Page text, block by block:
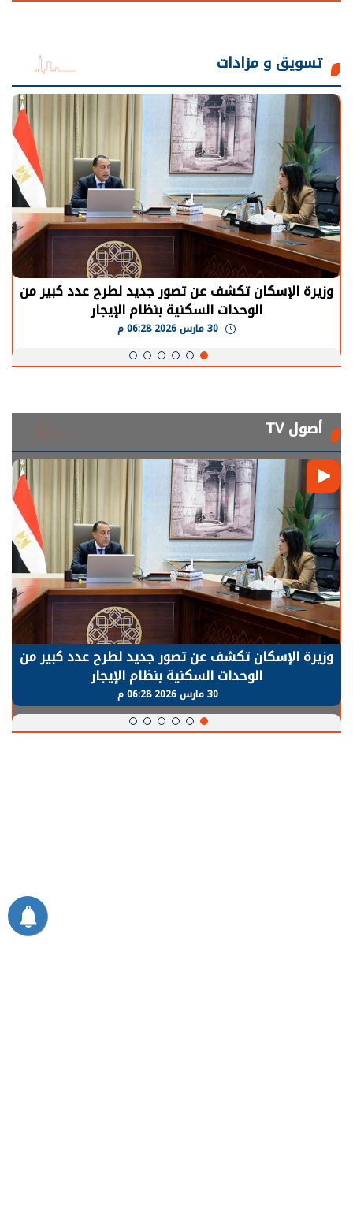
تسويق و مزادات
وزيرة الإسكان تكشف عن تصور جديد لطرح عدد كبير من
الوحدات السكنية بنظام الإيجار
أصول TV
وزيرة الإسكان تكشف عن تصور جديد لطرح عدد كبير من
الوحدات السكنية بنظام الإيجار